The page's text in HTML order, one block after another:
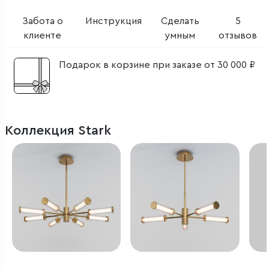
Забота о
клиенте
Инструкция
Сделать
умным
5
отзывов
Подарок в корзине при заказе от 30 000 ₽
Коллекция Stark